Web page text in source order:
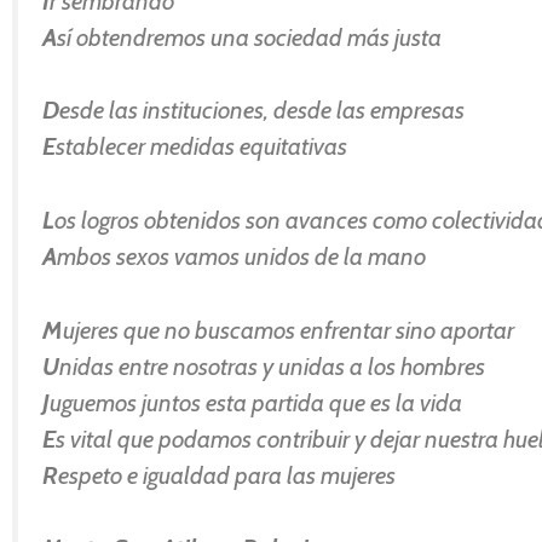
Así obtendremos una sociedad más justa
Desde las instituciones, desde las empresas
Establecer medidas equitativas
Los logros obtenidos son avances como
Ambos sexos vamos unidos de la mano
Mujeres que no buscamos enfrentar sino aportar
Unidas entre nosotras y unidas a los hombres
Juguemos juntos esta partida que es la vida
Es vital que podamos contribuir y dejar nuestra
Respeto e igualdad para las mujeres